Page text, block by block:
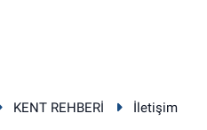
KENT REHBERİ
İletişim